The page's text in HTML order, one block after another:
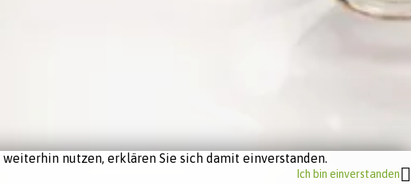
nutzen, erklären Sie sich damit einverstanden.
Ich bin einverstanden